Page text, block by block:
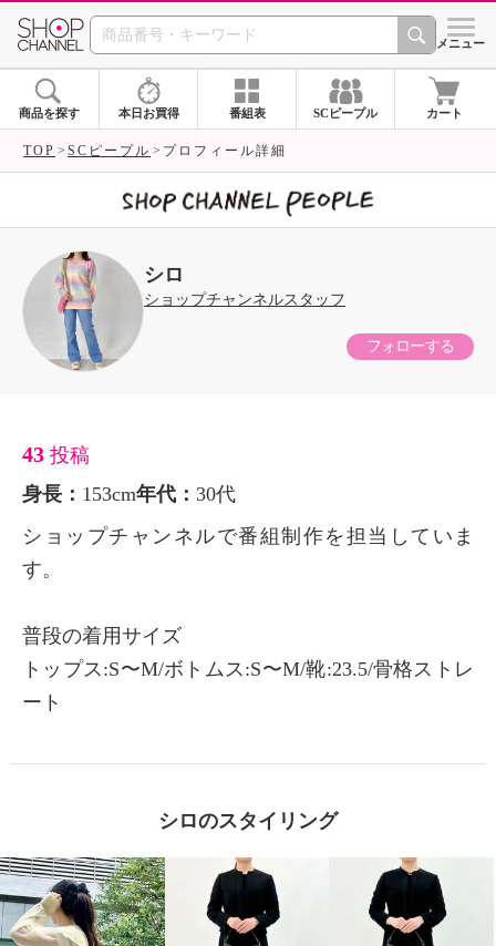
SHOP CHANNEL シメニュー
商品を探す 本日お買得 番組表 SCピープル カート
TOP SCピープル プロフィール詳細
シロ
ショップチャンネルスタッフ
フォローする
43 投稿
身長： 153cm年代： 30代
ショップチャンネルで番組制作を担当していま
す。
普段の着用サイズ
トップス:S〜M/ボトムス:S〜M/靴:23.5/骨格ストレ
ート
シロのスタイリング